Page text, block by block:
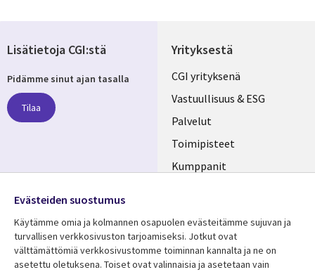
Yrityksestä
Useful
links
FINLAND
CGI yrityksenä
Vastuullisuus & ESG
Palvelut
Toimipisteet
Kumppanit
Lisätietoja CGI:stä
Pidämme sinut ajan tasalla
Tilaa
Media
FINLAND
Evästeiden suostumus
Käytämme omia ja kolmannen osapuolen evästeitämme sujuvan ja
turvallisen verkkosivuston tarjoamiseksi. Jotkut ovat
välttämättömiä verkkosivustomme toiminnan kannalta ja ne on
asetettu oletuksena. Toiset ovat valinnaisia ​​ja asetetaan vain